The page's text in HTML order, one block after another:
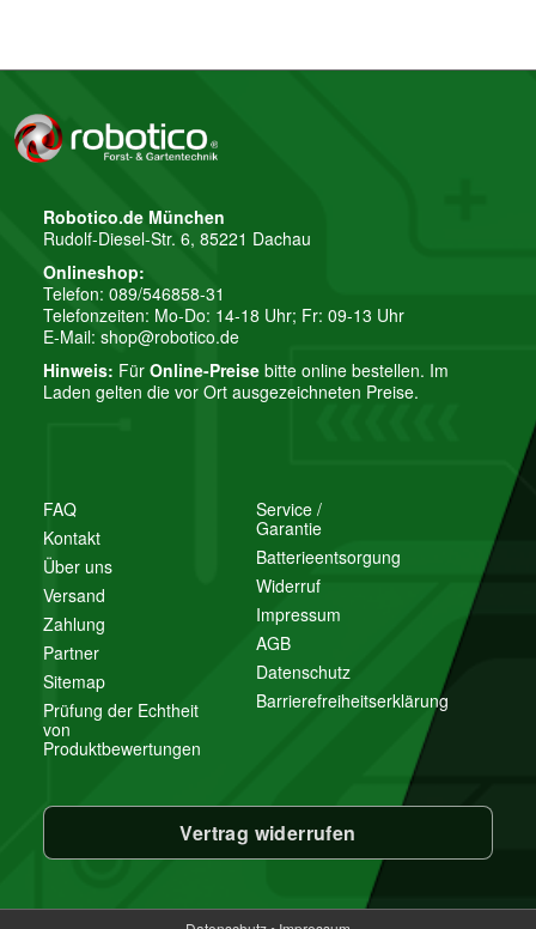
FAQ
Kontakt
Über uns
Versand
Zahlung
Partner
Sitemap
Prüfung der Echtheit
von
Produktbewertungen
Service /
Garantie
Batterieentsorgung
Widerruf
Impressum
AGB
Datenschutz
Barrierefreiheitserklärung
Robotico.de München
Rudolf-Diesel-Str. 6, 85221 Dachau
Onlineshop:
Telefon: 089/546858-31
Telefonzeiten: Mo-Do: 14-18 Uhr; Fr: 09-13 Uhr
E-Mail: shop@robotico.de
Hinweis: Für Online-Preise bitte online bestellen. Im
Laden gelten die vor Ort ausgezeichneten Preise.
Vertrag widerrufen